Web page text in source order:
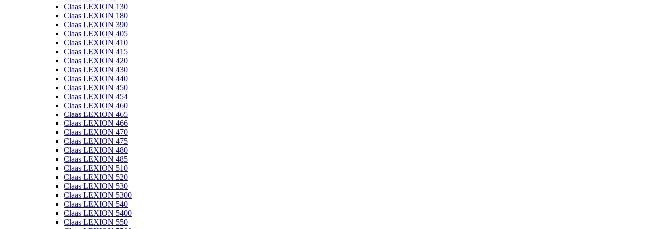
Claas LEXION 130
Claas LEXION 180
Claas LEXION 390
Claas LEXION 405
Claas LEXION 410
Claas LEXION 415
Claas LEXION 420
Claas LEXION 430
Claas LEXION 440
Claas LEXION 450
Claas LEXION 454
Claas LEXION 460
Claas LEXION 465
Claas LEXION 466
Claas LEXION 470
Claas LEXION 475
Claas LEXION 480
Claas LEXION 485
Claas LEXION 510
Claas LEXION 520
Claas LEXION 530
Claas LEXION 5300
Claas LEXION 540
Claas LEXION 5400
Claas LEXION 550